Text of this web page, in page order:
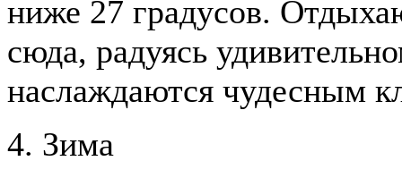
ниже 27 градусов.
сюда, радуясь
наслаждаются чудесным
4. Зима